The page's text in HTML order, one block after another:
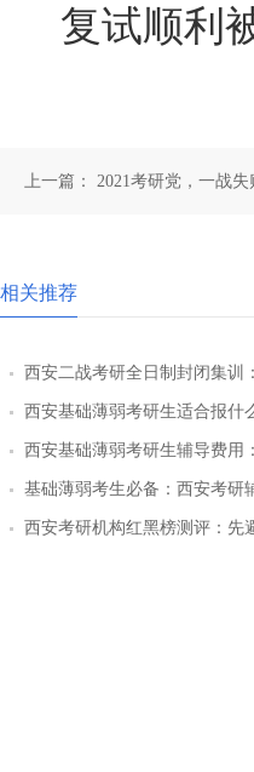
复试顺利
上一篇： 2021考研党，一战
相关推荐
西安二战考研全日制封闭集训
层教学效果实测
西安基础薄弱考研生适合报什
步班型推荐
西安基础薄弱考研生辅导费用
对比
基础薄弱考生必备：西安考研
坑指南
西安考研机构红黑榜测评：先